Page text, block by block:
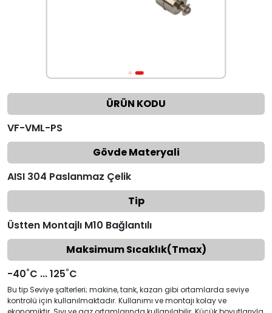
ÜRÜN KODU
VF-VML-PS
Gövde Materyali
AISI 304 Paslanmaz Çelik
Tip
Üstten Montajlı M10 Bağlantılı
Maksimum Sıcaklık(Tmax)
-40˚C ... 125˚C
Bu tip Seviye şalterleri; makine, tank, kazan gibi ortamlarda seviye
kontrolü için kullanılmaktadır. Kullanımı ve montajı kolay ve